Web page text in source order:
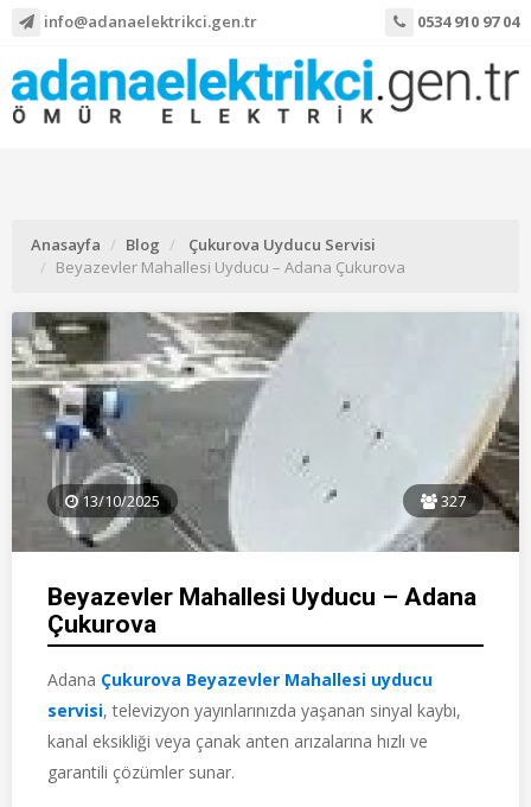
info@adanaelektrikci.gen.tr 0534 910 97 04
Anasayfa Blog
Çukurova Uyducu Servisi
Beyazevler Mahallesi Uyducu – Adana Çukurova
13/10/2025 327
Beyazevler Mahallesi Uyducu – Adana
Çukurova
Adana Çukurova Beyazevler Mahallesi uyducu
servisi, televizyon yayınlarınızda yaşanan sinyal kaybı,
kanal eksikliği veya çanak anten arızalarına hızlı ve
garantili çözümler sunar.